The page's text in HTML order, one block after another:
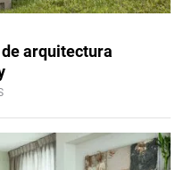
arquitectura